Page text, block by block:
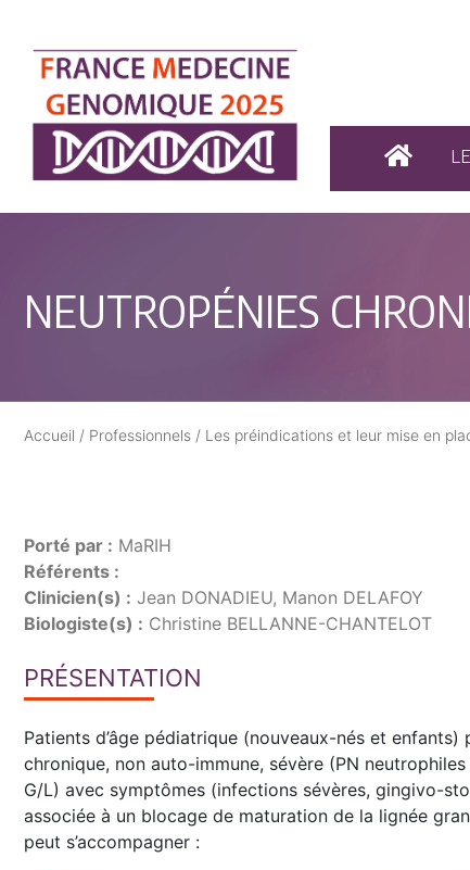
NEUTROPÉNIES
Accueil / Professionnels / Les préindications et leur mise en
Porté par : MaRIH
Référents :
Clinicien(s) : Jean DONADIEU, Manon DELAFOY
Biologiste(s) : Christine BELLANNE-CHANTELOT
PRÉSENTATION
Patients d’âge pédiatrique (nouveaux-nés et
chronique, non auto-immune, sévère (PN
G/L) avec symptômes (infections sévères, gingivo-
associée à un blocage de maturation de la lignée
peut s’accompagner :